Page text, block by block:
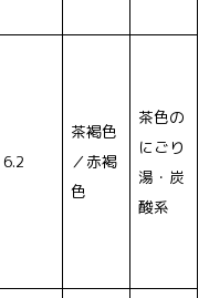
6.2
茶褐色
／赤褐
色
茶色の
にごり
湯・炭
酸系